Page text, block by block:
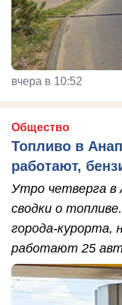
вчера в 10:52
Общество
Топливо в
работают,
Утро четверга в
сводки о
города-курорта,
работают 25